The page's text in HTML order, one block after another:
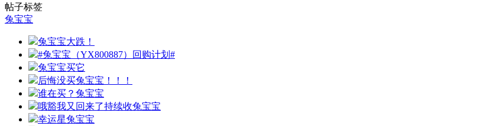
帖子标签
兔宝宝
兔宝宝大跌！
#兔宝宝（YX800887）回购计划#
兔宝宝买它
后悔没买兔宝宝！！！
谁在买？兔宝宝
哦豁我又回来了持续收兔宝宝
幸运星兔宝宝